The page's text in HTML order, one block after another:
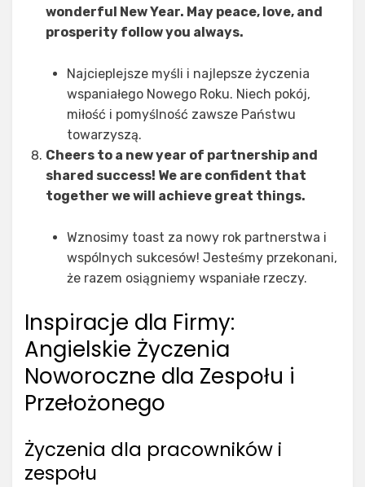
wonderful New Year. May peace, love, and
prosperity follow you always.
Najcieplejsze myśli i najlepsze życzenia
wspaniałego Nowego Roku. Niech pokój,
miłość i pomyślność zawsze Państwu
towarzyszą.
Cheers to a new year of partnership and
shared success! We are confident that
together we will achieve great things.
Wznosimy toast za nowy rok partnerstwa i
wspólnych sukcesów! Jesteśmy przekonani,
że razem osiągniemy wspaniałe rzeczy.
Inspiracje dla Firmy:
Angielskie Życzenia
Noworoczne dla Zespołu i
Przełożonego
Życzenia dla pracowników i
zespołu